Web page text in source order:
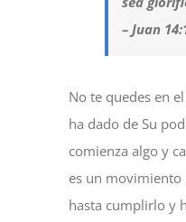
– Juan
No te quedes en
ha dado de Su
comienza algo y
es un movimiento
hasta cumplirlo y